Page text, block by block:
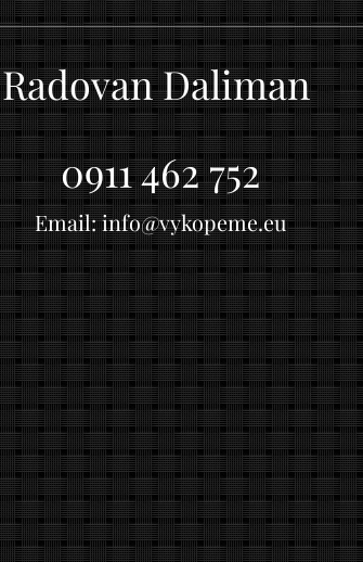
Radovan Daliman
0911 462 752
Email: info@vykopeme.eu